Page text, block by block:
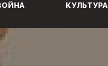
КУЛЬТУРА